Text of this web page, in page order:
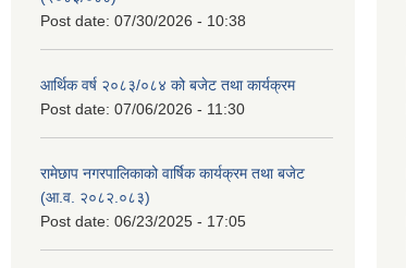
Post date: 07/30/2026 - 10:38
आर्थिक वर्ष २०८३/०८४ को बजेट तथा कार्यक्रम
Post date: 07/06/2026 - 11:30
रामेछाप नगरपालिकाको वार्षिक कार्यक्रम तथा बजेट
(आ.व. २०८२.०८३)
Post date: 06/23/2025 - 17:05